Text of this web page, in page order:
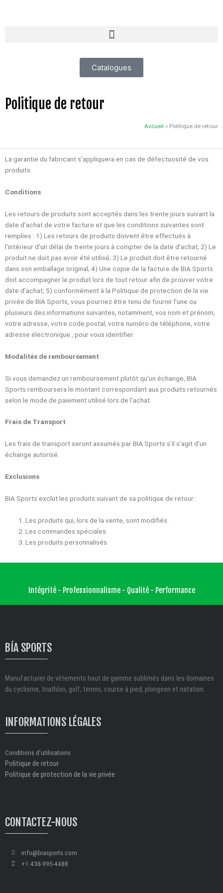
Catalogues
Politique de retour
Accueil » Politique de retour
La garantie du fabricant s’appliquera en cas de défectuosité de vos
produits.
Conditions
Les retours de produits sont acceptés dans les trente jours suivant la
date d’achat de votre facture et que les conditions suivantes sont
remplies : 1) Les retours de produits doivent être effectués à
l’intérieur d’un délai de trente jours à compter de la date d’achat; 2) Le
produit ne doit pas avoir été utilisé; 3) Le produit doit être retourné
dans son emballage original; 4) Une copie de la facture de BIA Sports
doit accompagner le produit lors de tout retour afin de prouver votre
date d’achat; 5) conformément à la Politique de protection de la vie
privée de BIA Sports, vous pourriez être tenu de fournir l’une ou
plusieurs des informations suivantes, notamment, vos nom et prénom,
votre adresse, votre code postal, votre numéro de téléphone, votre
adresse électronique , pour vous identifier.
Modalités de remboursement
Si vous demandez un remboursement plutôt qu’un échange, BIA
Sports remboursera le montant correspondant aux produits retournés
selon le mode de paiement utilisé lors de l’achat.
Frais de Transport
Les frais de transport seront assumés par BIA Sports s’il s’agit d’un
échange autorisé.
Exclusions
BIA Sports exclut les produits suivant de sa politique de retour :
Les produits qui, lors de la vente, sont modifiés.
Les commandes spéciales.
Les produits personnalisés.
Intégrité - Professionnalisme - Qualité - Performance
BÍA SPORTS
Manufacturier de vêtements haut de gamme sublimés dans les domaines
du cyclisme, triathlon, golf, tennis, course à pied, plongeon et natation.
INFORMATIONS LÉGALES
Conditions d’utilisations
Politique de retour
Politique de protection de la vie privée
CONTACTEZ-NOUS
info@biasports.com
+1 438-995-4488